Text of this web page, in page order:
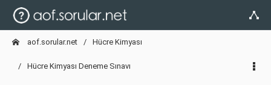
aof.sorular.net Hücre Kimyası
Hücre Kimyası Deneme Sınavı